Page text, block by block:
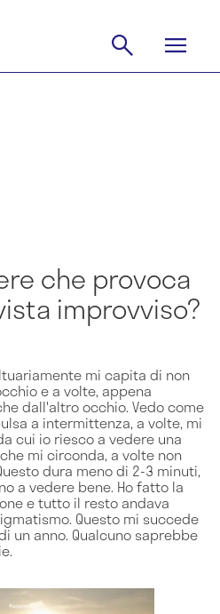
che provoca
improvviso?
mi capita di non
e a volte, appena
dall'altro occhio. Vedo come
a intermittenza, a volte, mi
cui io riesco a vedere una
mi circonda, a volte non
dura meno di 2-3 minuti,
a vedere bene. Ho fatto la
e tutto il resto andava
Questo mi succede
un anno. Qualcuno saprebbe